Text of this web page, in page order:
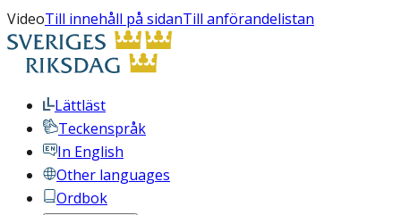
VideoTill innehåll på sidanTill anförandelistan
Lättläst
Teckenspråk
In English
Other languages
Ordbok